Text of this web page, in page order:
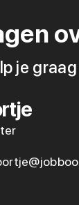
je graag